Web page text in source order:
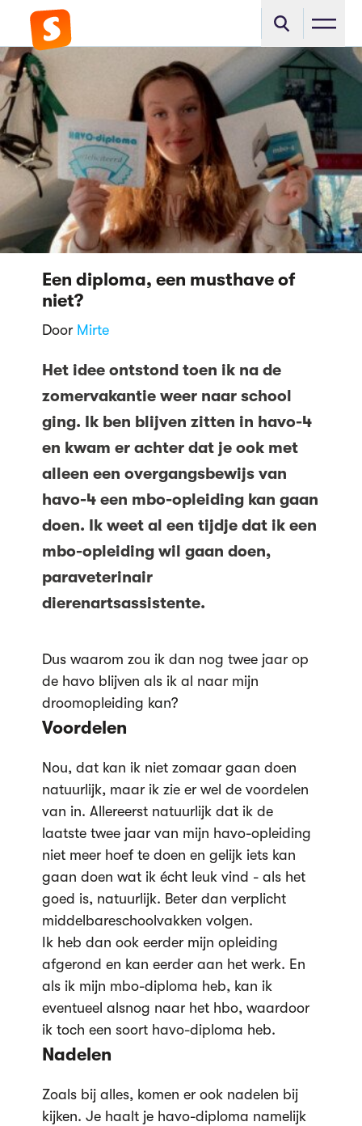
Een diploma, een musthave of
niet?
Door Mirte
Het idee ontstond toen ik na de
zomervakantie weer naar school
ging. Ik ben blijven zitten in havo-4
en kwam er achter dat je ook met
alleen een overgangsbewijs van
havo-4 een mbo-opleiding kan gaan
doen. Ik weet al een tijdje dat ik een
mbo-opleiding wil gaan doen,
paraveterinair
dierenartsassistente.
Dus waarom zou ik dan nog twee jaar op
de havo blijven als ik al naar mijn
droomopleiding kan?
Voordelen
Nou, dat kan ik niet zomaar gaan doen
natuurlijk, maar ik zie er wel de voordelen
van in. Allereerst natuurlijk dat ik de
laatste twee jaar van mijn havo-opleiding
niet meer hoef te doen en gelijk iets kan
gaan doen wat ik écht leuk vind - als het
goed is, natuurlijk. Beter dan verplicht
middelbareschoolvakken volgen.
Ik heb dan ook eerder mijn opleiding
afgerond en kan eerder aan het werk. En
als ik mijn mbo-diploma heb, kan ik
eventueel alsnog naar het hbo, waardoor
ik toch een soort havo-diploma heb.
Nadelen
Zoals bij alles, komen er ook nadelen bij
kijken. Je haalt je havo-diploma namelijk